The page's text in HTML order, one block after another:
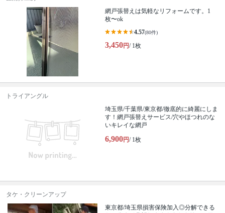
網戸張替えは気軽なリフォームです。1
枚〜ok
4.57(80件)
3,450円/ 1枚
トライアングル
埼玉県/千葉県/東京都/徹底的に綺麗にしま
す！網戸張替えサービス/穴やほつれのな
いキレイな網戸
6,900円/ 1枚
タケ・クリーンアップ
東京都/埼玉県損害保険加入◎分解できる